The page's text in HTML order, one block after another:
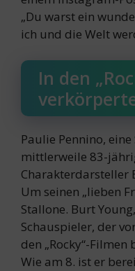
„Du warst ein
ich und die Welt
In den
Paulie Pennino,
mittlerweile 83-
Charakterdarsteller
Um seinen „lieben
Stallone. Burt
Schauspieler, der
den „Rocky“-
Wie am 8. ist er